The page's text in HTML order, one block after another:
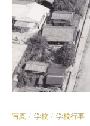
写真 / 学校 / 学校行事